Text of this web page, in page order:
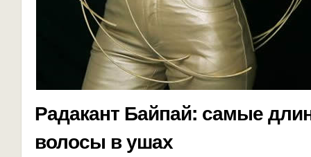
Радакант Байпай: самые
волосы в ушах